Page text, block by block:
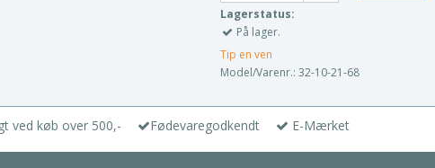
Lagerstatus:
På lager.
Tip en ven
Model/Varenr.: 32-10-21-68
ved køb over 500,- Fødevaregodkendt E-Mærket